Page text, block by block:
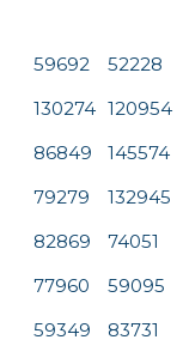
59692 52228
130274 120954
86849 145574
79279 132945
82869 74051
77960 59095
59349 83731